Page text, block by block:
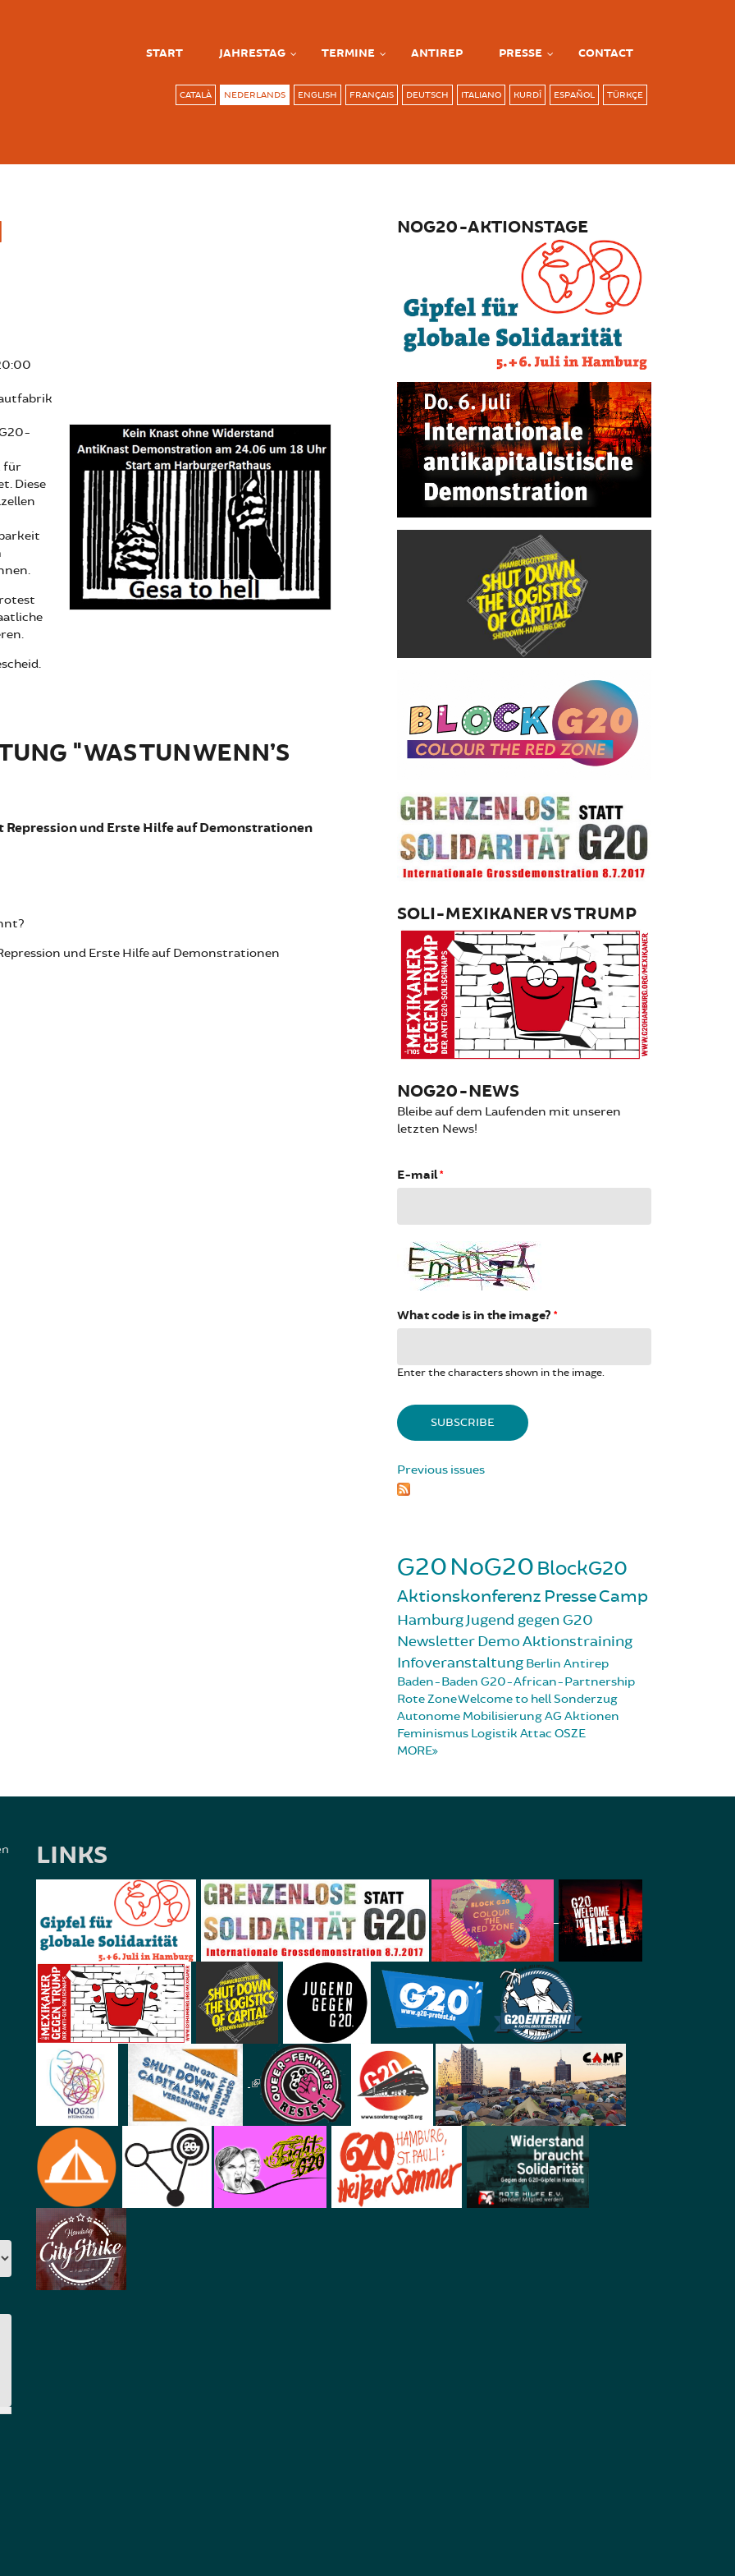
START JAHRESTAG TERMINE ANTIREP PRESSE CONTACT
CATALÀ NEDERLANDS ENGLISH FRANÇAIS DEUTSCH ITALIANO KURDÎ ESPAÑOL TÜRKÇE
für
Diese
"WAS TUN WENN’S
Repression und Erste Hilfe auf Demonstrationen
und Erste Hilfe auf Demonstrationen
NOG20-AKTIONSTAGE
SOLI-MEXIKANER VS TRUMP
NOG20-NEWS
Bleibe auf dem Laufenden mit unseren
letzten News!
E-mail*
What code is in the image? *
Enter the characters shown in the image.
Previous issues
G20NoG20 BlockG20
Aktionskonferenz PresseCamp
HamburgJugend gegen G20
NewsletterDemoAktionstraining
Infoveranstaltung Berlin Antirep
Baden-Baden G20-African-Partnership
Rote ZoneWelcome to hellSonderzug
Autonome MobilisierungAG Aktionen
Feminismus Logistik Attac OSZE
MORE
LINKS